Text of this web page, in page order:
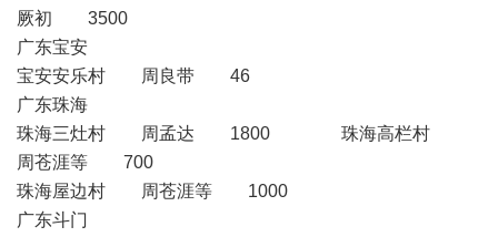
厥初 3500
广东宝安
宝安安乐村 周良带 46
广东珠海
珠海三灶村 周孟达 1800 珠海高栏村
周苍涯等 700
珠海屋边村 周苍涯等 1000
广东斗门